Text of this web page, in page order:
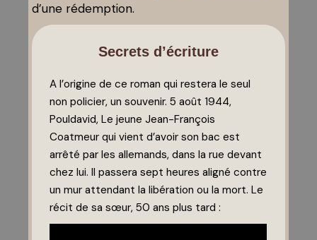
d’une rédemption.
Secrets d’écriture
A l’origine de ce roman qui restera le seul
non policier, un souvenir. 5 août 1944,
Pouldavid, Le jeune Jean-François
Coatmeur qui vient d’avoir son bac est
arrêté par les allemands, dans la rue devant
chez lui. Il passera sept heures aligné contre
un mur attendant la libération ou la mort. Le
récit de sa sœur, 50 ans plus tard :